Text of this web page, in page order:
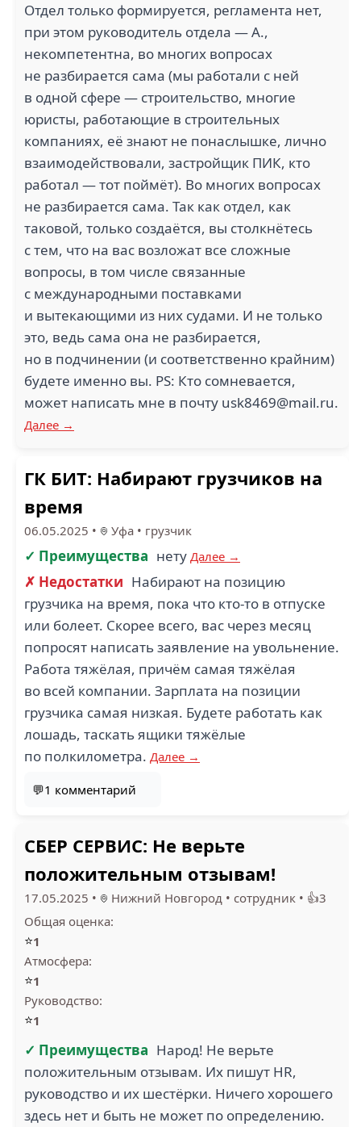
Отдел только формируется, регламента нет,
при этом руководитель отдела — А.,
некомпетентна, во многих вопросах
не разбирается сама (мы работали с ней
в одной сфере — строительство, многие
юристы, работающие в строительных
компаниях, её знают не понаслышке, лично
взаимодействовали, застройщик ПИК, кто
работал — тот поймёт). Во многих вопросах
не разбирается сама. Так как отдел, как
таковой, только создаётся, вы столкнётесь
с тем, что на вас возложат все сложные
вопросы, в том числе связанные
с международными поставками
и вытекающими из них судами. И не только
это, ведь сама она не разбирается,
но в подчинении (и соответственно крайним)
будете именно вы. PS: Кто сомневается,
может написать мне в почту usk8469@mail.ru.
Далее →
ГК БИТ: Набирают грузчиков на
время
06.05.2025 • Уфа • грузчик
✓ Преимущества нету Далее →
✗ Недостатки Набирают на позицию
грузчика на время, пока что кто-то в отпуске
или болеет. Скорее всего, вас через месяц
попросят написать заявление на увольнение.
Работа тяжёлая, причём самая тяжёлая
во всей компании. Зарплата на позиции
грузчика самая низкая. Будете работать как
лошадь, таскать ящики тяжёлые
по полкилометра. Далее →
💬1 комментарий
СБЕР СЕРВИС: Не верьте
положительным отзывам!
17.05.2025 • Нижний Новгород • сотрудник • 👍3
Общая оценка:
⭐1
Атмосфера:
⭐1
Руководство:
⭐1
✓ Преимущества Народ! Не верьте
положительным отзывам. Их пишут HR,
руководство и их шестёрки. Ничего хорошего
здесь нет и быть не может по определению.